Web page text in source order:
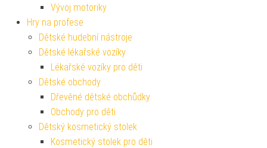
Vývoj motoriky
Hry na profese
Dětské hudební nástroje
Dětské lékařské vozíky
Lékařské vozíky pro děti
Dětské obchody
Dřevěné dětské obchůdky
Obchody pro děti
Dětský kosmetický stolek
Kosmetický stolek pro děti